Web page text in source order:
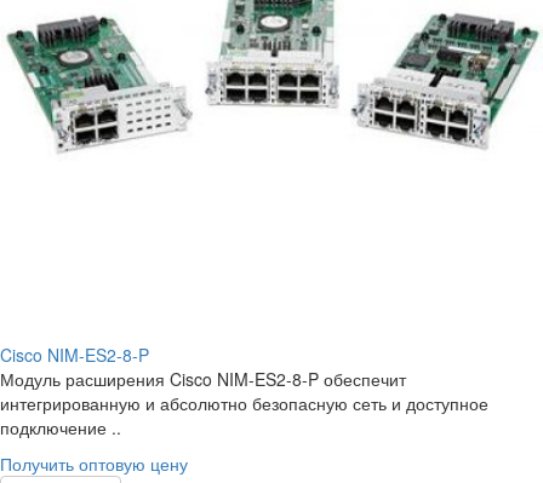
Cisco NIM-ES2-8-P
Модуль расширения Cisco NIM-ES2-8-P обеспечит
интегрированную и абсолютно безопасную сеть и доступное
подключение ..
Получить оптовую цену